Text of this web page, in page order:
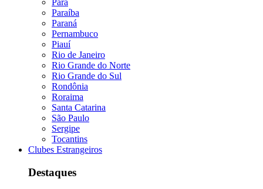
Pará
Paraíba
Paraná
Pernambuco
Piauí
Rio de Janeiro
Rio Grande do Norte
Rio Grande do Sul
Rondônia
Roraima
Santa Catarina
São Paulo
Sergipe
Tocantins
Clubes Estrangeiros
Destaques